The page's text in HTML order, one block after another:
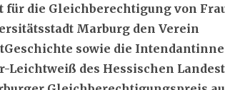
für die Gleichberechtigung von
Marburg den Verein
sowie die
Leichtweiß des Hessischen